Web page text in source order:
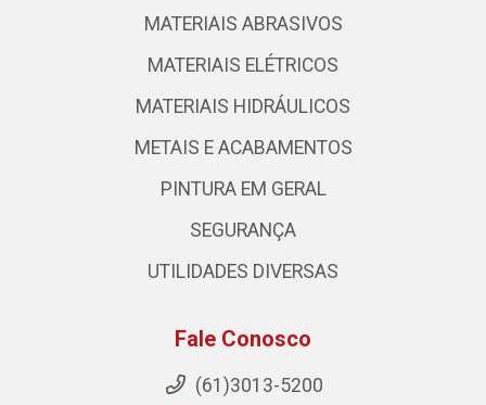
MATERIAIS ABRASIVOS
MATERIAIS ELÉTRICOS
MATERIAIS HIDRÁULICOS
METAIS E ACABAMENTOS
PINTURA EM GERAL
SEGURANÇA
UTILIDADES DIVERSAS
Fale Conosco
(61)3013-5200